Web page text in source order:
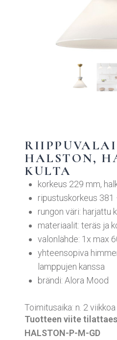
HALSTON,
KULTA
korkeus 229 mm,
ripustuskorkeus
rungon väri: harjattu
materiaalit: teräs ja
valonlähde: 1x max
yhteensopiva
lamppujen kanssa
brändi: Alora Mood
Toimitusaika: n. 2 viikkoa
Tuotteen viite
HALSTON-P-M-GD